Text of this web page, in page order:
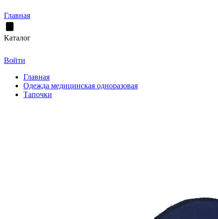
Главная
Каталог
Войти
Главная
Одежда медицинская одноразовая
Тапочки